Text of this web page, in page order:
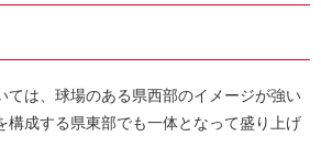
ては、球場のある県西部のイメージが強い
構成する県東部でも一体となって盛り上げ